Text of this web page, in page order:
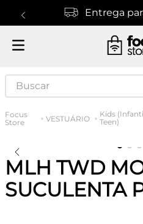
Entrega
Buscar
VESTUÁRIO
Kids
Teen)
MLH TWD
SUCULENTA